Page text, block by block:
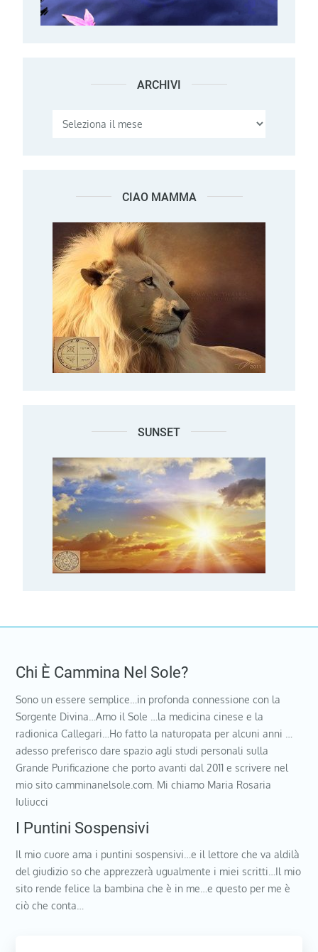
ARCHIVI Archivi
CIAO MAMMA
SUNSET
Chi È Cammina Nel Sole?
Sono un essere semplice…in profonda connessione con la
Sorgente Divina…Amo il Sole …la medicina cinese e la
radionica Callegari…Ho fatto la naturopata per alcuni anni …
adesso preferisco dare spazio agli studi personali sulla
Grande Purificazione che porto avanti dal 2011 e scrivere nel
mio sito camminanelsole.com. Mi chiamo Maria Rosaria
Iuliucci
I Puntini Sospensivi
Il mio cuore ama i puntini sospensivi…e il lettore che va aldilà
del giudizio so che apprezzerà ugualmente i miei scritti…Il mio
sito rende felice la bambina che è in me…e questo per me è
ciò che conta…